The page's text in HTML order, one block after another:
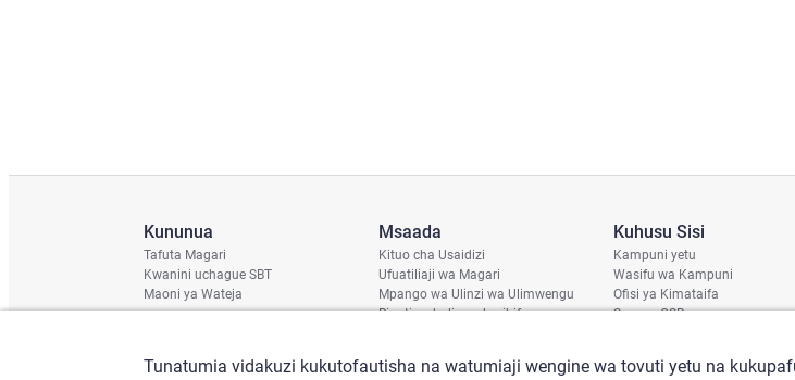
Kununua
Tafuta Magari
Kwanini uchague SBT
Maoni ya Wateja
Msaada
Kituo cha Usaidizi
Ufuatiliaji wa Magari
Mpango wa Ulinzi wa Ulimwengu
Ripoti ya hali ya uharibifu
Kuhusu Sisi
Kampuni yetu
Wasifu wa Kampuni
Ofisi ya Kimataifa
Sera ya CSR
Tunatumia vidakuzi kukutofautisha na watumiaji wengine wa tovuti yetu na